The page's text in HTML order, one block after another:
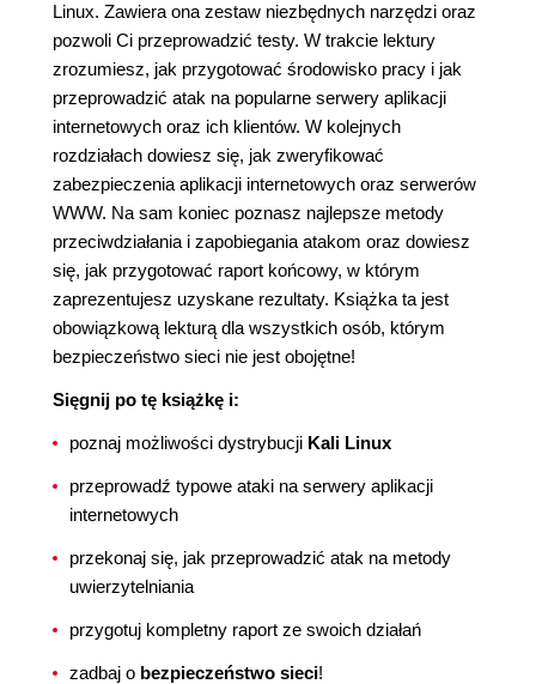
Linux. Zawiera ona zestaw niezbędnych narzędzi oraz
pozwoli Ci przeprowadzić testy. W trakcie lektury
zrozumiesz, jak przygotować środowisko pracy i jak
przeprowadzić atak na popularne serwery aplikacji
internetowych oraz ich klientów. W kolejnych
rozdziałach dowiesz się, jak zweryfikować
zabezpieczenia aplikacji internetowych oraz serwerów
WWW. Na sam koniec poznasz najlepsze metody
przeciwdziałania i zapobiegania atakom oraz dowiesz
się, jak przygotować raport końcowy, w którym
zaprezentujesz uzyskane rezultaty. Książka ta jest
obowiązkową lekturą dla wszystkich osób, którym
bezpieczeństwo sieci nie jest obojętne!
Sięgnij po tę książkę i:
poznaj możliwości dystrybucji Kali Linux
przeprowadź typowe ataki na serwery aplikacji
internetowych
przekonaj się, jak przeprowadzić atak na metody
uwierzytelniania
przygotuj kompletny raport ze swoich działań
zadbaj o bezpieczeństwo sieci!